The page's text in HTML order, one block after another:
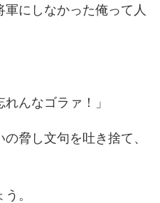
軍にしなかった俺って人
んなゴラァ！」
脅し文句を吐き捨て、
。